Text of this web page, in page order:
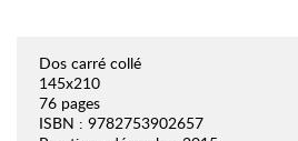
Dos carré collé
145x210
76 pages
ISBN : 9782753902657